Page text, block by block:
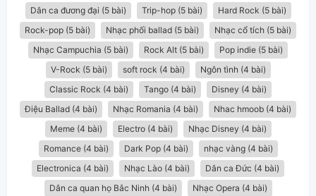
Dân ca đương đại (5 bài)
Trip-hop (5 bài)
Hard Rock (5 bài)
Rock-pop (5 bài)
Nhạc phối ballad (5 bài)
Nhạc cổ tích (5 bài)
Nhạc Campuchia (5 bài)
Rock Alt (5 bài)
Pop indie (5 bài)
V-Rock (5 bài)
soft rock (4 bài)
Ngôn tình (4 bài)
Classic Rock (4 bài)
Tango (4 bài)
Disney (4 bài)
Điệu Ballad (4 bài)
Nhạc Romania (4 bài)
Nhac hmoob (4 bài)
Meme (4 bài)
Electro (4 bài)
Nhạc Disney (4 bài)
Romance (4 bài)
Dark Pop (4 bài)
nhạc vàng (4 bài)
Electronica (4 bài)
Nhạc Lào (4 bài)
Dân ca Đức (4 bài)
Dân ca quan họ Bắc Ninh (4 bài)
Nhạc Opera (4 bài)